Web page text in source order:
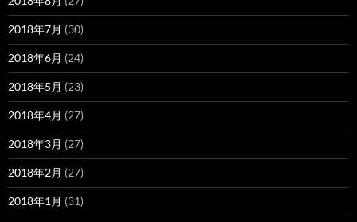
2018年7月 (30)
2018年6月 (24)
2018年5月 (23)
2018年4月 (27)
2018年3月 (27)
2018年2月 (27)
2018年1月 (31)